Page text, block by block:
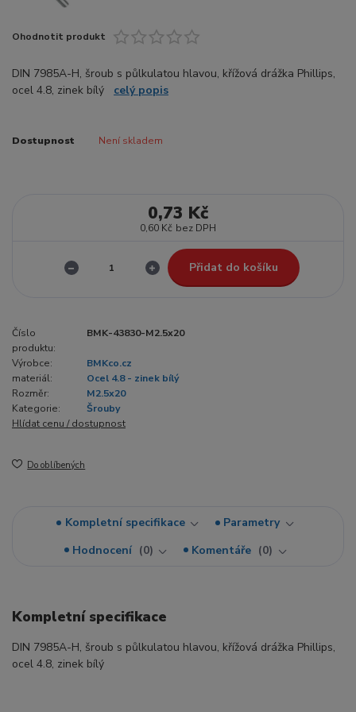
Ohodnotit produkt
DIN 7985A-H, šroub s půlkulatou hlavou, křížová drážka Phillips,
ocel 4.8, zinek bílý celý popis
Dostupnost Není skladem
0,73 Kč
0,60 Kč bez DPH
Přidat do košíku
Číslo
produktu:
BMK-43830-M2.5x20
Výrobce:
BMKco.cz
materiál:
Ocel 4.8 - zinek bílý
Rozměr:
M2.5x20
Kategorie:
Šrouby
Hlídat cenu / dostupnost
Do oblíbených
Kompletní specifikace
Parametry
Hodnocení
0 Komentáře 0
Kompletní specifikace
DIN 7985A-H, šroub s půlkulatou hlavou, křížová drážka Phillips,
ocel 4.8, zinek bílý